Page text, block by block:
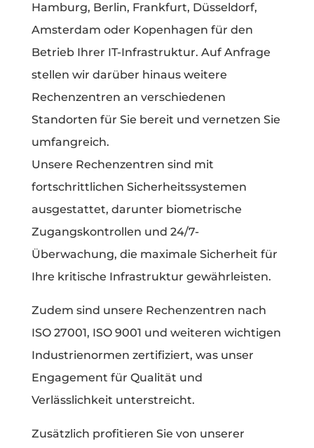
Hamburg, Berlin, Frankfurt, Düsseldorf,
Amsterdam oder Kopenhagen für den
Betrieb Ihrer IT-Infrastruktur. Auf Anfrage
stellen wir darüber hinaus weitere
Rechenzentren an verschiedenen
Standorten für Sie bereit und vernetzen Sie
umfangreich.
Unsere Rechenzentren sind mit
fortschrittlichen Sicherheitssystemen
ausgestattet, darunter biometrische
Zugangskontrollen und 24/7-
Überwachung, die maximale Sicherheit für
Ihre kritische Infrastruktur gewährleisten.
Zudem sind unsere Rechenzentren nach
ISO 27001, ISO 9001 und weiteren wichtigen
Industrienormen zertifiziert, was unser
Engagement für Qualität und
Verlässlichkeit unterstreicht.
Zusätzlich profitieren Sie von unserer